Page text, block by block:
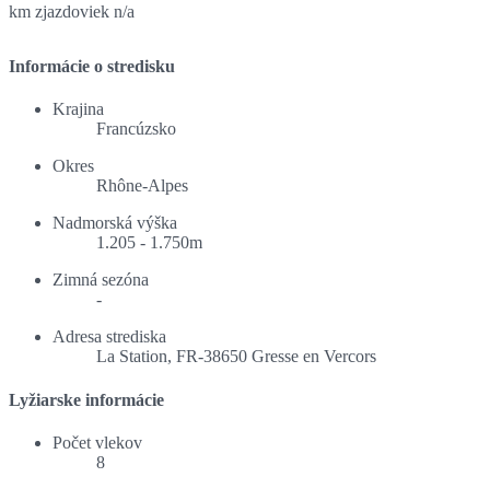
km zjazdoviek n/a
Informácie o stredisku
Krajina
Francúzsko
Okres
Rhône-Alpes
Nadmorská výška
1.205 - 1.750m
Zimná sezóna
-
Adresa strediska
La Station, FR-38650 Gresse en Vercors
Lyžiarske informácie
Počet vlekov
8